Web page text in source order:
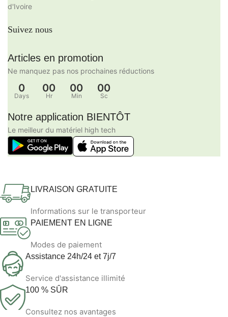
d'Ivoire
Suivez nous
Articles en promotion
Ne manquez pas nos prochaines réductions
0
Days
00
Hr
00
Min
00
Sc
Notre application BIENTÔT
Le meilleur du matériel high tech
LIVRAISON GRATUITE
Informations sur le transporteur
PAIEMENT EN LIGNE
Modes de paiement
Assistance 24h/24 et 7j/7
Service d'assistance illimité
100 % SÛR
Consultez nos avantages